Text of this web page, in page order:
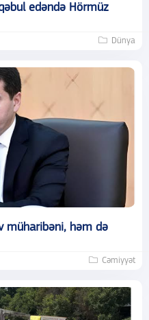
edəndə Hörmüz
Dünya
müharibəni, həm də
Cəmiyyət